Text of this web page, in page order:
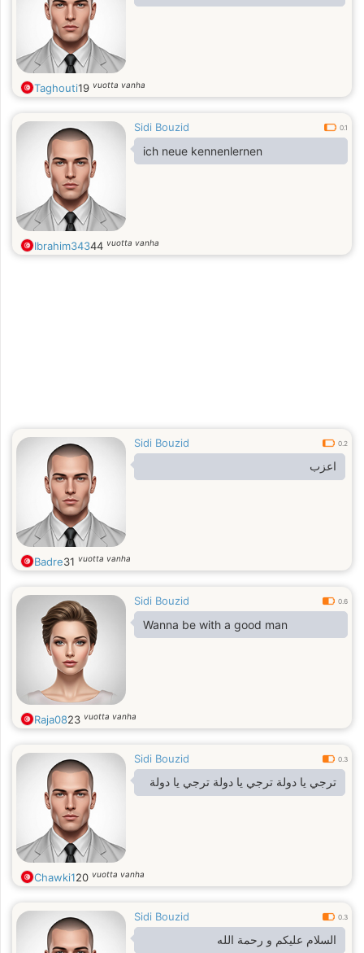
Taghouti19 vuotta vanha
Sidi Bouzid 0.1
ich neue kennenlernen
Ibrahim34344 vuotta vanha
Sidi Bouzid 0.2
اعزب
Badre31 vuotta vanha
Sidi Bouzid 0.6
Wanna be with a good man
Raja0823 vuotta vanha
Sidi Bouzid 0.3
ترجي يا دولة ترجي يا دولة ترجي يا دولة
Chawki120 vuotta vanha
Sidi Bouzid 0.3
السلام عليكم و رحمة الله